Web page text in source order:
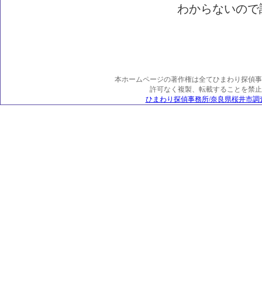
わからないの
本ホームページの著作権は全てひまわり探偵
許可なく複製、転載することを禁
ひまわり探偵事務所/奈良県桜井市調